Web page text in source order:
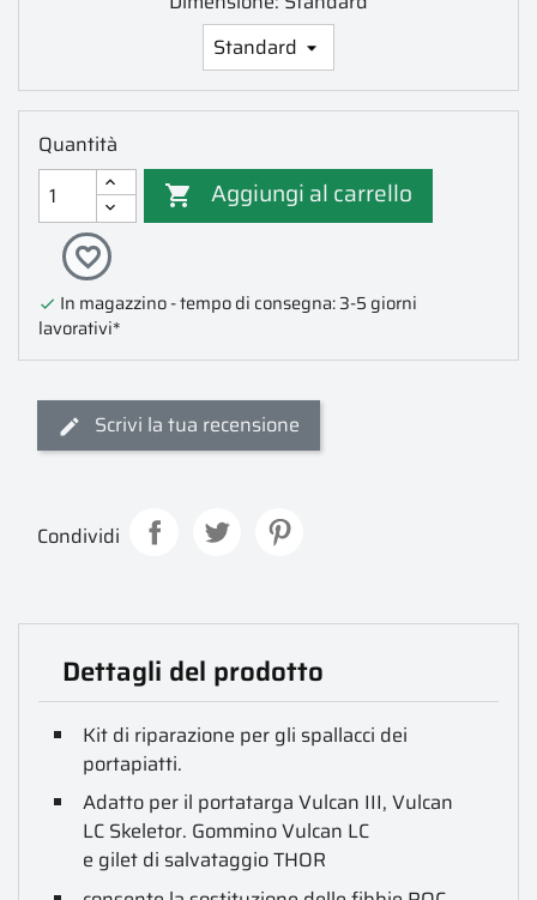
Quantità
 Aggiungi al carrello
favorite_border
 In magazzino - tempo di consegna: 3-5 giorni
lavorativi*
Scrivi la tua recensione
Condividi
Dettagli del prodotto
Kit di riparazione per gli spallacci dei
portapiatti.
Adatto per il portatarga Vulcan III, Vulcan
LC Skeletor. Gommino Vulcan LC
e gilet di salvataggio THOR